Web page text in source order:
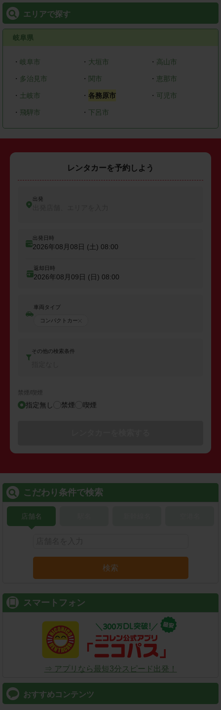
エリアで探す
岐阜県
・ 岐阜市 ・ 大垣市 ・ 高山市
・ 多治見市 ・ 関市 ・ 恵那市
・ 土岐市 ・ 各務原市 ・ 可児市
・ 飛騨市 ・ 下呂市
レンタカーを予約しよう
出発
出発日時
2026年08月08日 (土) 08:00
返却日時
2026年08月09日 (日) 08:00
車両タイプ
コンパクトカー
その他の検索条件
禁煙/喫煙
指定無し 禁煙 喫煙
こだわり条件で検索
店舗名
検索
スマートフォン
⇒ アプリなら最短3分スピード出発！
おすすめコンテンツ